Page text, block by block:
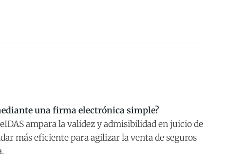
una firma electrónica simple?
ampara la validez y admisibilidad en juicio de
más eficiente para agilizar la venta de seguros